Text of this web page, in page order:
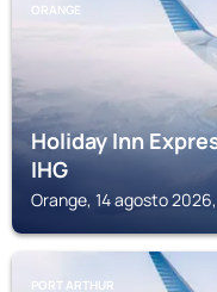
ORANGE
Holiday Inn
IHG
Orange, 14 agosto
PORT ARTHUR